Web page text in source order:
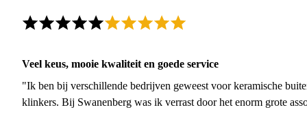
Veel keus, mooie kwaliteit en goede service
"Ik ben bij verschillende bedrijven geweest voor keramische
klinkers. Bij Swanenberg was ik verrast door het enorm grote